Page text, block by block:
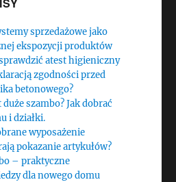
sprzedażowe jako
ekspozycji produktów
atest higieniczny
zgodności przed
betonowego?
duże szambo? Jak dobrać
i działki.
wyposażenie
pokazanie artykułów?
– praktyczne
dla nowego domu